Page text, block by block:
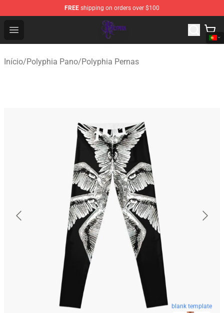
FREE shipping on orders over $100
Open menu
Polyphia Shop - Official Polyphia Merchandise Store
Início/Polyphia Pano/Polyphia Pernas
blank template